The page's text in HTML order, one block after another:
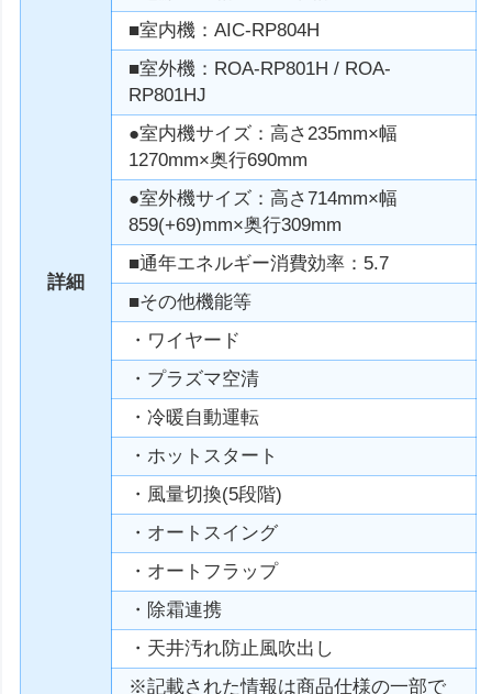
詳細
■室内機：AIC-RP804H
■室外機：ROA-RP801H / ROA-
RP801HJ
●室内機サイズ：高さ235mm×幅
1270mm×奥行690mm
●室外機サイズ：高さ714mm×幅
859(+69)mm×奥行309mm
■通年エネルギー消費効率：5.7
■その他機能等
・ワイヤード
・プラズマ空清
・冷暖自動運転
・ホットスタート
・風量切換(5段階)
・オートスイング
・オートフラップ
・除霜連携
・天井汚れ防止風吹出し
※記載された情報は商品仕様の一部で